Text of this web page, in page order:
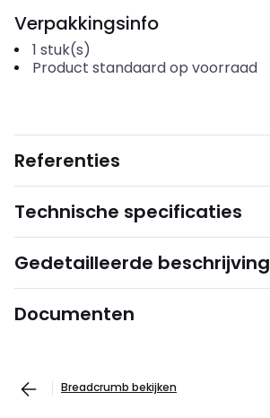
Verpakkingsinfo
1 stuk(s)
Product standaard op voorraad
Referenties
Technische specificaties
Gedetailleerde beschrijving
Documenten
Breadcrumb bekijken